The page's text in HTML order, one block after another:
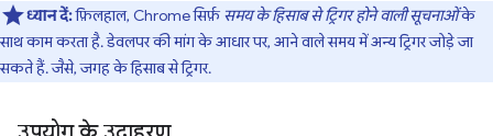
ध्यान दें:फ़िलहाल, Chrome सिर्फ़ समय के हिसाब से ट्रिगर होने वाली सूचनाओंके
साथ काम करता है. डेवलपर की मांग के आधार पर, आने वाले समय में अन्य ट्रिगर जोड़े जा
सकते हैं. जैसे, जगह के हिसाब से ट्रिगर.